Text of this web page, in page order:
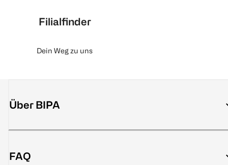
Filialfinder
Dein Weg zu uns
Über BIPA
FAQ